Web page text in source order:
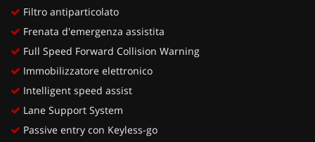
Filtro antiparticolato
Frenata d'emergenza assistita
Full Speed Forward Collision Warning
Immobilizzatore elettronico
Intelligent speed assist
Lane Support System
Passive entry con Keyless-go